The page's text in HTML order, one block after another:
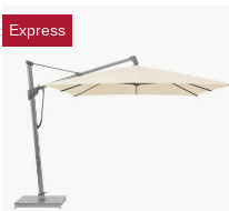
Express